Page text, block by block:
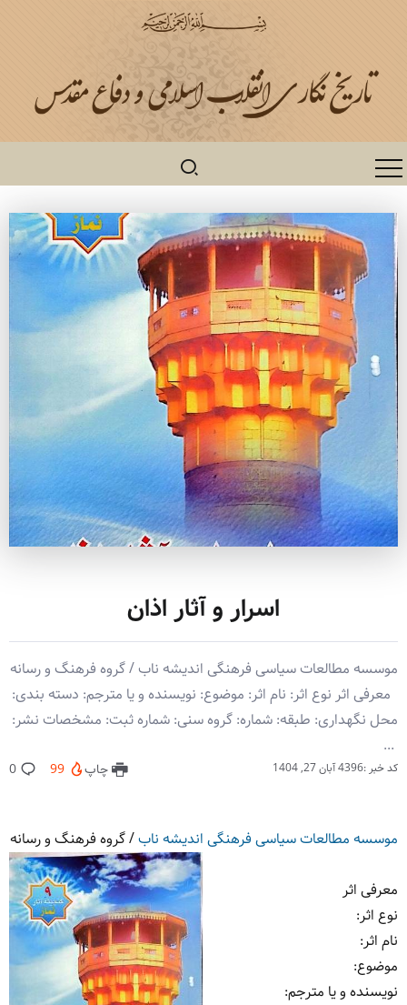
اسرار و آثار اذان
موسسه مطالعات سیاسی فرهنگی اندیشه ناب / گروه فرهنگ و رسانه
معرفی اثر نوع اثر: نام اثر: موضوع: نویسنده و یا مترجم: دسته بندی:
محل نگهداری: طبقه: شماره: گروه سنی: شماره ثبت: مشخصات نشر:
‏‫ ‏‬...
کد خبر :4396 آبان 27, 1404 چاپ 99
0
موسسه مطالعات سیاسی فرهنگی اندیشه ناب/گروه فرهنگ و رسانه
معرفی اثر
نوع اثر:
نام اثر:
موضوع:
نویسنده و یا مترجم: